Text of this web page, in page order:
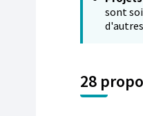
sont
28